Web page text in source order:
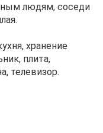
людям, coседи
хранение
плита,
телевизор.